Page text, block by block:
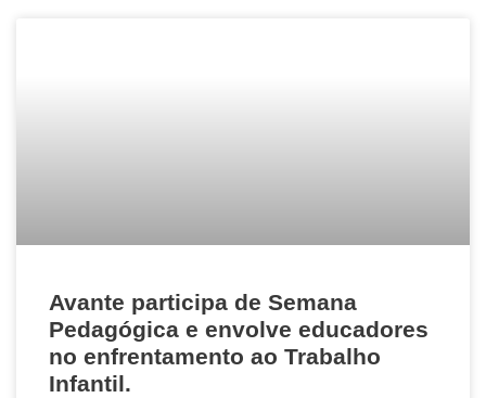
Avante participa de Semana
Pedagógica e envolve educadores
no enfrentamento ao Trabalho
Infantil.